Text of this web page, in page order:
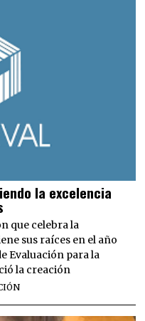
la excelencia
que celebra la
sus raíces en el año
Evaluación para la
la creación